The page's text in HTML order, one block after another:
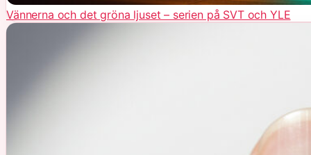
Vännerna och det gröna ljuset – serien på SVT och YLE